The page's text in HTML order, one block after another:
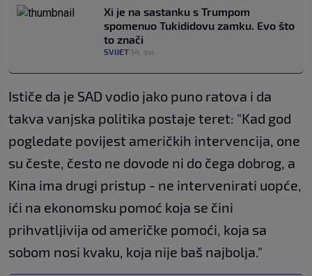
Xi je na sastanku s Trumpom
spomenuo Tukididovu zamku. Evo što
to znači
SVIJET 14. svi.
Ističe da je SAD vodio jako puno ratova i da
takva vanjska politika postaje teret: "Kad god
pogledate povijest američkih intervencija, one
su česte, često ne dovode ni do čega dobrog, a
Kina ima drugi pristup - ne intervenirati uopće,
ići na ekonomsku pomoć koja se čini
prihvatljivija od američke pomoći, koja sa
sobom nosi kvaku, koja nije baš najbolja."